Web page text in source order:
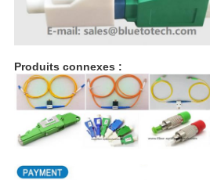
Produits connexes :